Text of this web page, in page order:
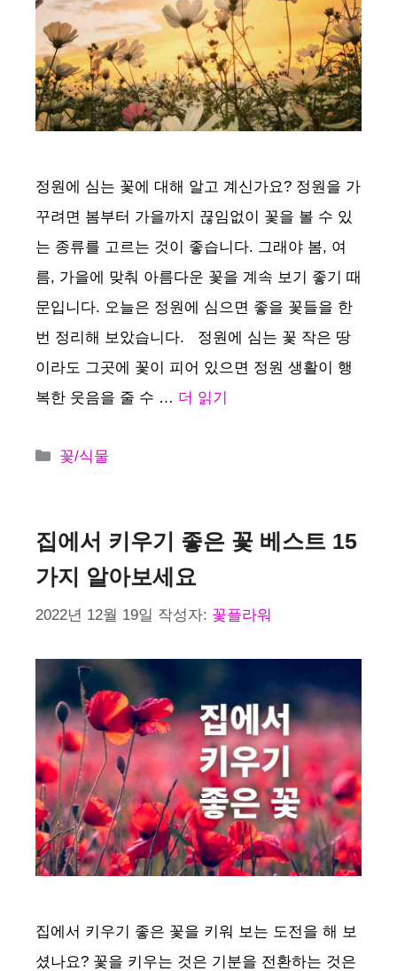
정원에 심는 꽃에 대해 알고 계신가요? 정원을 가
꾸려면 봄부터 가을까지 끊임없이 꽃을 볼 수 있
는 종류를 고르는 것이 좋습니다. 그래야 봄, 여
름, 가을에 맞춰 아름다운 꽃을 계속 보기 좋기 때
문입니다. 오늘은 정원에 심으면 좋을 꽃들을 한
번 정리해 보았습니다. 정원에 심는 꽃 작은 땅
이라도 그곳에 꽃이 피어 있으면 정원 생활이 행
복한 웃음을 줄 수 … 더 읽기
카
꽃/식물
집에서 키우기 좋은 꽃 베스트 15
가지 알아보세요
2022년 12월 19일 작성자: 꽃플라워
집에서 키우기 좋은 꽃을 키워 보는 도전을 해 보
셨나요? 꽃을 키우는 것은 기분을 전환하는 것은